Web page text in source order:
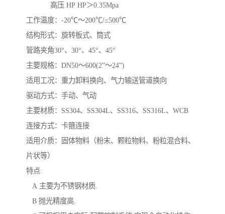
高压 HP HP＞0.35Mpa
工作温度：-20℃～200℃/≤500℃
结构形式：旋转板式、筒式
管路夹角30°、30°、45°、45°
主要规格：DN50～600(2”～24”)
适用工况：重力卸料换向、气力输送管道换向
驱动方式：手动、气动
主要材质：SS304、SS304L、SS316、SS316L、WCB
连接方式：卡箍连接
适用介质：固体物料（粉末、颗粒物料、粉粒混合料、
片状等）
特点:
A 主要为不锈钢材质.
B 抛光精度高.